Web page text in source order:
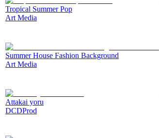
Tropical Summer Pop
Art Media
Summer House Fashion Background
Art Media
Attakai yoru
DCDProd